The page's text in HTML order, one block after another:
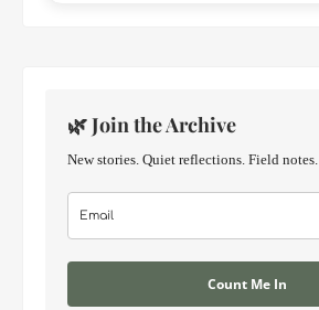
🌿 Join the Archive
New stories. Quiet reflections. Field notes.
Count Me In